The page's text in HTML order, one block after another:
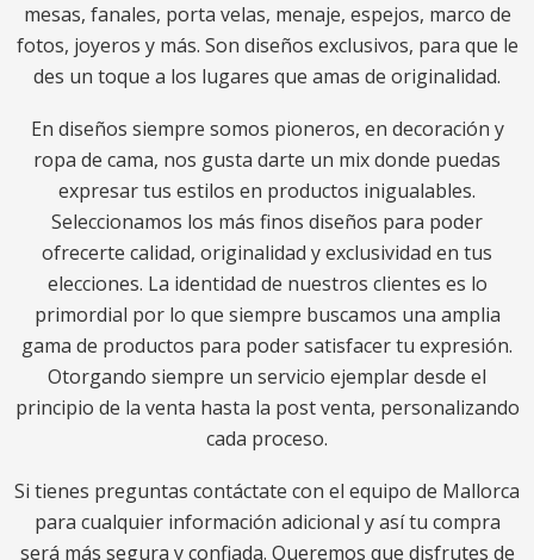
mesas, fanales, porta velas, menaje, espejos, marco de
fotos, joyeros y más. Son diseños exclusivos, para que le
des un toque a los lugares que amas de originalidad.
En diseños siempre somos pioneros, en decoración y
ropa de cama, nos gusta darte un mix donde puedas
expresar tus estilos en productos inigualables.
Seleccionamos los más finos diseños para poder
ofrecerte calidad, originalidad y exclusividad en tus
elecciones. La identidad de nuestros clientes es lo
primordial por lo que siempre buscamos una amplia
gama de productos para poder satisfacer tu expresión.
Otorgando siempre un servicio ejemplar desde el
principio de la venta hasta la post venta, personalizando
cada proceso.
Si tienes preguntas contáctate con el equipo de Mallorca
para cualquier información adicional y así tu compra
será más segura y confiada. Queremos que disfrutes de